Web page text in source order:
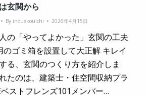
玄関から
By inouekouichi 2026年4月15日
の「やってよかった」玄関の工夫
ゴミ箱を設置して大正解 キレイ
る、玄関のつくり方を紹介しま
たのは、建築士・住空間収納プラ
ベストフレンズ101メンバー…